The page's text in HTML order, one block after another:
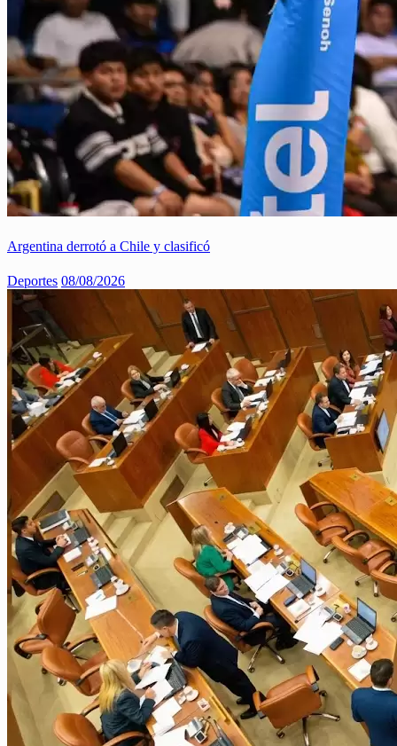
Argentina derrotó a Chile y clasificó
Deportes 08/08/2026